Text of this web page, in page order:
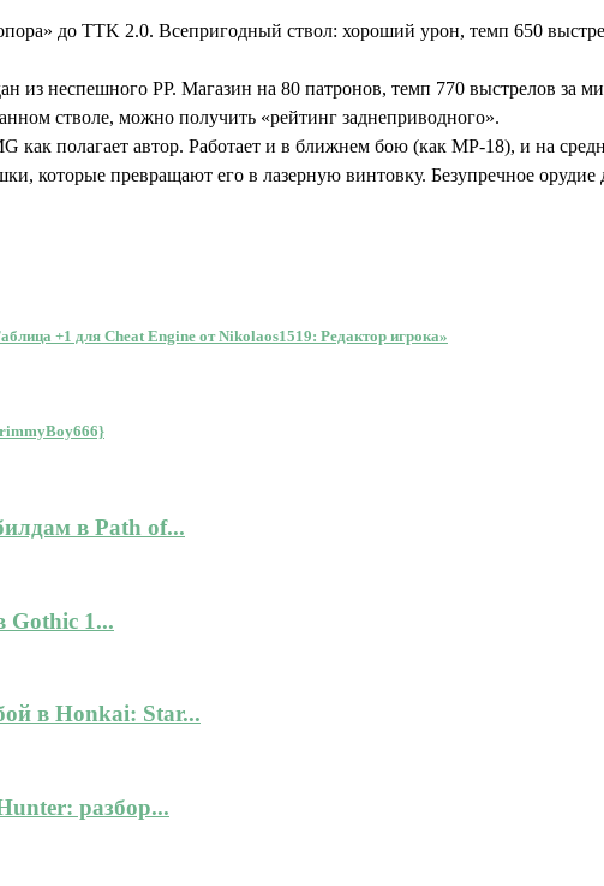
до TTK 2.0. Всепригодный ствол: хороший урон, темп 650
из неспешного PP. Магазин на 80 патронов, темп 770 выстрелов за
стволе, можно получить «рейтинг заднеприводного».
как полагает автор. Работает и в ближнем бою (как MP-18), и на
которые превращают его в лазерную винтовку. Безупречное орудие
+1 для Cheat Engine от Nikolaos1519: Редактор игрока»
в Path of...
Gothic 1...
в Honkai: Star...
разбор...